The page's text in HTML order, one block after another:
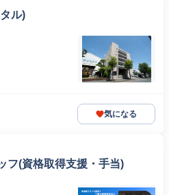
ル)
気になる
フ(資格取得支援・手当)